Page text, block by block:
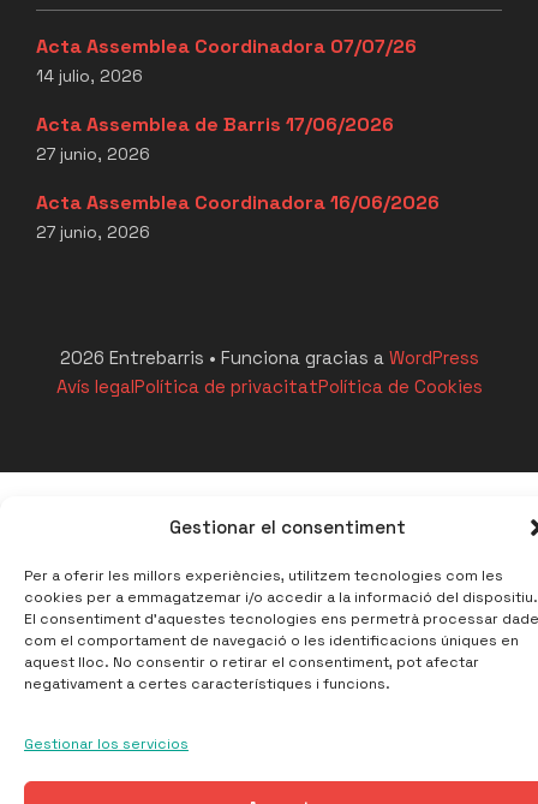
Gestionar el consentiment
Per a oferir les millors experiències, utilitzem tecnologies com les
cookies per a emmagatzemar i/o accedir a la informació del dispositiu.
El consentiment d'aquestes tecnologies ens permetrà processar
com el comportament de navegació o les identificacions úniques en
aquest lloc. No consentir o retirar el consentiment, pot afectar
negativament a certes característiques i funcions.
Gestionar los servicios
Acta Assemblea Coordinadora 07/07/26
14 julio, 2026
Acta Assemblea de Barris 17/06/2026
27 junio, 2026
Acta Assemblea Coordinadora 16/06/2026
27 junio, 2026
2026 Entrebarris • Funciona gracias a WordPress
Avís legalPolítica de privacitatPolítica de Cookies